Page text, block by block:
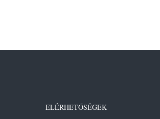
ELÉRHETŐSÉGEK